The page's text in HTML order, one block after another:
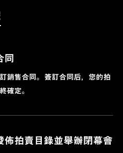
同
銷售合同。 簽訂合同后，您的拍
確定。
佈拍賣目錄並舉辦閉幕會